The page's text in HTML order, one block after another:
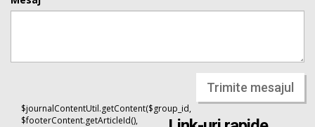
Trimite mesajul
$journalContentUtil.getContent($group_id,
$footerContent.getArticleId(),